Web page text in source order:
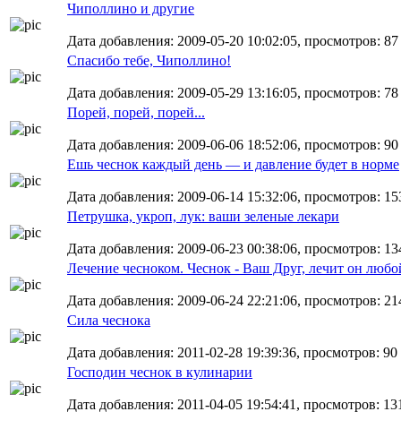
Чиполлино и другие
Дата добавления: 2009-05-20 10:02:05, просмотров: 87
Спасибо тебе, Чиполлино!
Дата добавления: 2009-05-29 13:16:05, просмотров: 78
Порей, порей, порей...
Дата добавления: 2009-06-06 18:52:06, просмотров: 90
Ешь чеснок каждый день — и давление будет в норме
Дата добавления: 2009-06-14 15:32:06, просмотров:
Петрушка, укроп, лук: ваши зеленые лекари
Дата добавления: 2009-06-23 00:38:06, просмотров:
Лечение чесноком. Чеснок - Ваш Друг, лечит он
Дата добавления: 2009-06-24 22:21:06, просмотров:
Сила чеснока
Дата добавления: 2011-02-28 19:39:36, просмотров: 90
Господин чеснок в кулинарии
Дата добавления: 2011-04-05 19:54:41, просмотров: